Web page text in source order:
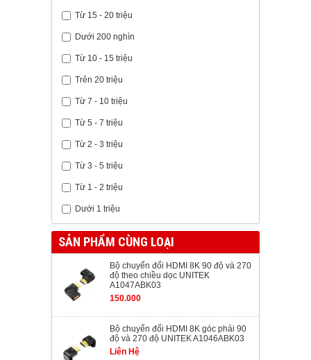
Từ 15 - 20 triệu
Dưới 200 nghìn
Từ 10 - 15 triệu
Trên 20 triệu
Từ 7 - 10 triệu
Từ 5 - 7 triệu
Từ 2 - 3 triệu
Từ 3 - 5 triệu
Từ 1 - 2 triệu
Dưới 1 triệu
SẢN PHẨM CÙNG LOẠI
Bộ chuyển đổi HDMI 8K 90 độ và 270
độ theo chiều dọc UNITEK
A1047ABK03
150.000
Bộ chuyển đổi HDMI 8K góc phải 90
độ và 270 độ UNITEK A1046ABK03
Liên Hệ